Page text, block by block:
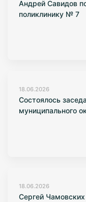
Андрей Савидов
поликлинику № 7
18.06.2026
Состоялось
муниципального
18.06.2026
Сергей